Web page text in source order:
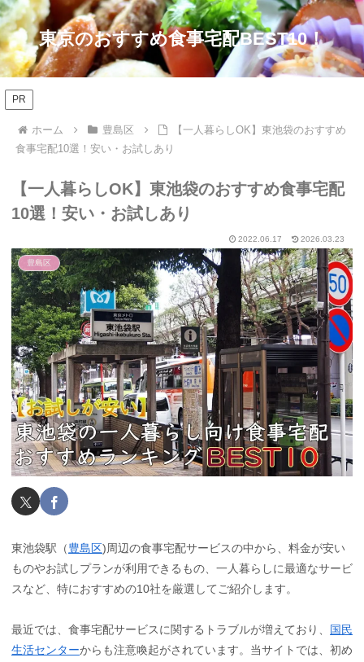
東京のおすすめ食事宅配BEST10！
PR
ホーム 豊島区
【一人暮らしOK】東池袋のおすすめ
食事宅配10選！安い・お試しあり
【一人暮らしOK】東池袋のおすすめ食事宅配
10選！安い・お試しあり
2022.06.17 2026.03.23
豊島区
東池袋駅（豊島区)周辺の食事宅配サービスの中から、料金が安い
ものやお試しプランが利用できるもの、一人暮らしに最適なサービ
スなど、特におすすめの10社を厳選してご紹介します。
最近では、食事宅配サービスに関するトラブルが増えており、
国民
生活センターからも注意喚起がされています。当サイトでは、初め